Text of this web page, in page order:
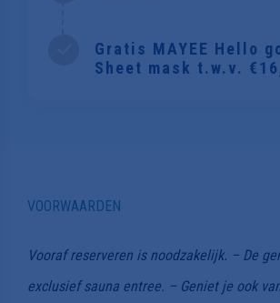
Gratis MAYEE Hello
Sheet mask t.w.v.
VOORWAARDEN
Vooraf reserveren is noodzakelijk. – De
exclusief sauna entree. – Geniet je ook